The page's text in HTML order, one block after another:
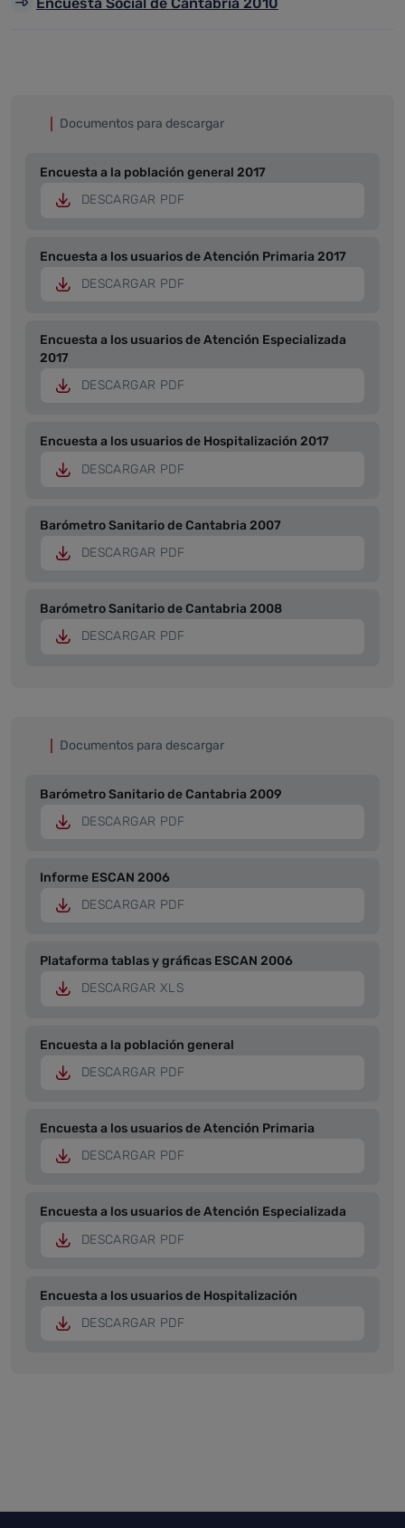
Documentos para descargar
Encuesta a la población general 2017
DESCARGAR PDF
Encuesta a los usuarios de Atención Primaria 2017
DESCARGAR PDF
Encuesta a los usuarios de Atención Especializada
2017
DESCARGAR PDF
Encuesta a los usuarios de Hospitalización 2017
DESCARGAR PDF
Barómetro Sanitario de Cantabria 2007
DESCARGAR PDF
Barómetro Sanitario de Cantabria 2008
DESCARGAR PDF
Documentos para descargar
Barómetro Sanitario de Cantabria 2009
DESCARGAR PDF
Informe ESCAN 2006
DESCARGAR PDF
Plataforma tablas y gráficas ESCAN 2006
DESCARGAR XLS
Encuesta a la población general
DESCARGAR PDF
Encuesta a los usuarios de Atención Primaria
DESCARGAR PDF
Encuesta a los usuarios de Atención Especializada
DESCARGAR PDF
Encuesta a los usuarios de Hospitalización
DESCARGAR PDF